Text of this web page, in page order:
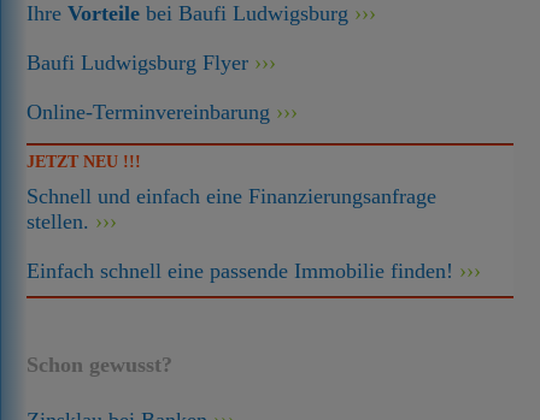
IhreVorteile bei Baufi Ludwigsburg
Baufi Ludwigsburg Flyer
Online-Terminvereinbarung
JETZT NEU !!!
Schnell und einfach eine Finanzierungsanfrage
stellen.
Einfach schnell eine passende Immobilie finden!
Schon gewusst?